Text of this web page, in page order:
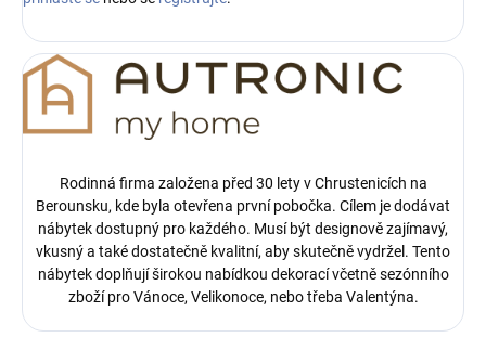
Rodinná firma založena před 30 lety v Chrustenicích na
Berounsku, kde byla otevřena první pobočka. Cílem je dodávat
nábytek dostupný pro každého. Musí být designově zajímavý,
vkusný a také dostatečně kvalitní, aby skutečně vydržel. Tento
nábytek doplňují širokou nabídkou dekorací včetně sezónního
zboží pro Vánoce, Velikonoce, nebo třeba Valentýna.